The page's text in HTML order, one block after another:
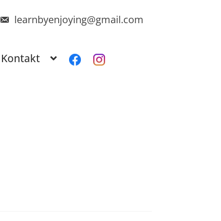
learnbyenjoying@gmail.com
Kontakt